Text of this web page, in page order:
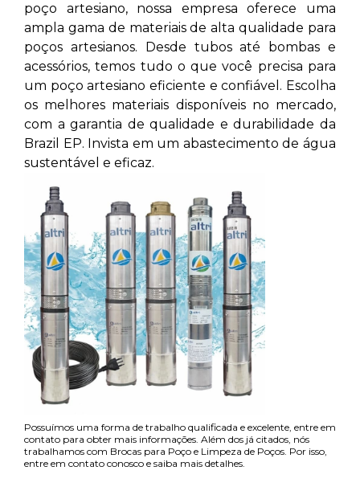
poço artesiano, nossa empresa oferece uma
ampla gama de materiais de alta qualidade para
poços artesianos. Desde tubos até bombas e
acessórios, temos tudo o que você precisa para
um poço artesiano eficiente e confiável. Escolha
os melhores materiais disponíveis no mercado,
com a garantia de qualidade e durabilidade da
Brazil EP. Invista em um abastecimento de água
sustentável e eficaz.
Possuímos uma forma de trabalho qualificada e excelente, entre em
contato para obter mais informações. Além dos já citados, nós
trabalhamos com Brocas para Poço e Limpeza de Poços. Por isso,
entre em contato conosco e saiba mais detalhes.